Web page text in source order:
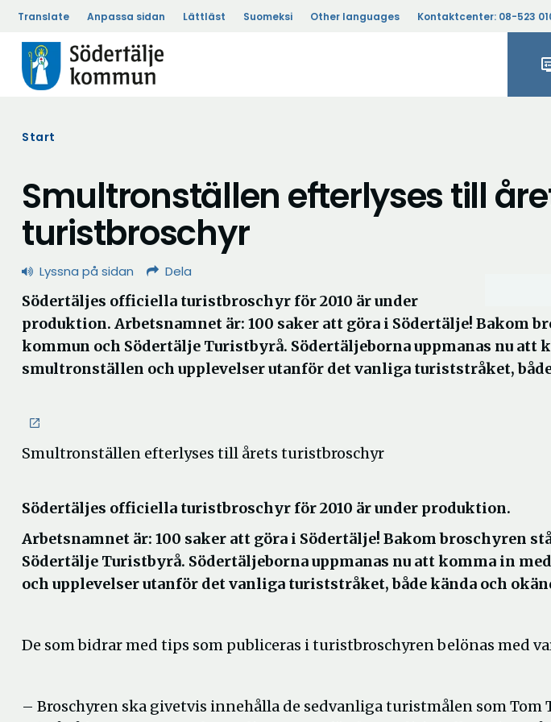
Translate Anpassa sidan Lättläst Suomeksi Other languages Kontaktcenter: 08-523
Start
Smultronställen efterlyses till
turistbroschyr
Lyssna på sidan Dela
Södertäljes officiella turistbroschyr för 2010 är under
produktion. Arbetsnamnet är: 100 saker att göra i Södertälje! Bakom
kommun och Södertälje Turistbyrå. Södertäljeborna uppmanas nu att
smultronställen och upplevelser utanför det vanliga turiststråket,
Smultronställen efterlyses till årets turistbroschyr
Södertäljes officiella turistbroschyr för 2010 är under produktion.
Arbetsnamnet är: 100 saker att göra i Södertälje! Bakom broschyren
Södertälje Turistbyrå. Södertäljeborna uppmanas nu att komma in
och upplevelser utanför det vanliga turiststråket, både kända och
De som bidrar med tips som publiceras i turistbroschyren belönas med
– Broschyren ska givetvis innehålla de sedvanliga turistmålen som Tom